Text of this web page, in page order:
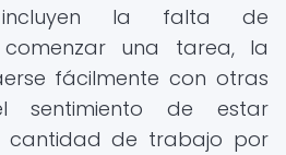
incluyen la falta de
una tarea, la
fácilmente con otras
sentimiento de estar
de trabajo por